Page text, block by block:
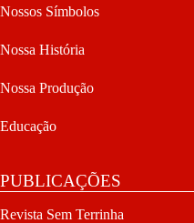
Nossos Símbolos
Nossa História
Nossa Produção
Educação
PUBLICAÇÕES
Revista Sem Terrinha